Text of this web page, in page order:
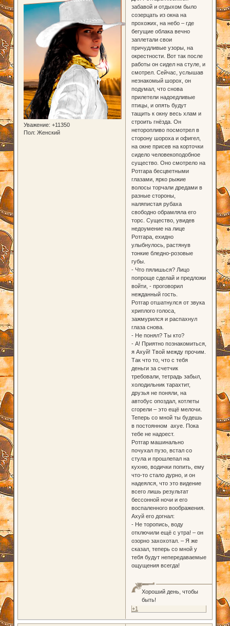
Уважение: +11350
Пол: Женский
забавой и отдыхом было
созерцать из окна на
прохожих, на небо – где
бегущие облака вечно
заплетали свои
причудливые узоры, на
окрестности. Вот так после
работы он сидел на стуле, и
смотрел. Сейчас, услышав
незнакомый шорох, он
подумал, что снова
прилетели надоедливые
птицы, и опять будут
тащить к окну весь хлам и
строить гнёзда. Он
неторопливо посмотрел в
сторону шороха и офигел,
на окне присев на корточки
сидело человекоподобное
существо. Оно смотрело на
Ротгара бесцветными
глазами, ярко рыжие
волосы торчали дредами в
разные стороны,
наляпистая рубаха
свободно обрамляла его
торс. Существо, увидев
недоумение на лице
Ротгара, ехидно
улыбнулось, растянув
тонкие бледно-розовые
губы.
- Что пялишься? Лицо
попроще сделай и предложи
войти, - проговорил
нежданный гость.
Ротгар отшатнулся от звука
хриплого голоса,
зажмурился и распахнул
глаза снова.
- Не понял? Ты кто?
- А! Приятно познакомиться,
я Ахуй! Твой между прочим.
Так что то, что с тебя
деньги за счетчик
требовали, тетрадь забыл,
холодильник тарахтит,
друзья не поняли, на
автобус опоздал, котлеты
сгорели – это ещё мелочи.
Теперь со мной ты будешь
в постоянном ахуе. Пока
тебе не надоест.
Ротгар машинально
почухал пузо, встал со
стула и прошлепал на
кухню, водички попить, ему
что-то стало дурно, и он
надеялся, что это видение
всего лишь результат
бессонной ночи и его
воспаленного воображения.
Ахуй его догнал:
- Не торопись, воду
отключили ещё с утра! – он
озорно захохотал. – Я же
сказал, теперь со мной у
тебя будут непередаваемые
ощущения всегда!
Хороший день, чтобы
быть!
+1